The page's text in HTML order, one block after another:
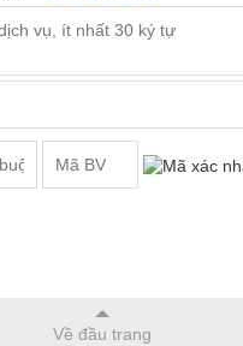
Về đầu trang